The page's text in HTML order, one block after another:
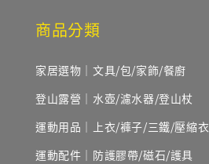
商品分類
家居選物｜文具/包/家飾/餐廚
登山露營｜水壺/濾水器/登山杖
運動用品｜上衣/褲子/三鐵/壓縮衣
運動配件｜防護膠帶/磁石/護具